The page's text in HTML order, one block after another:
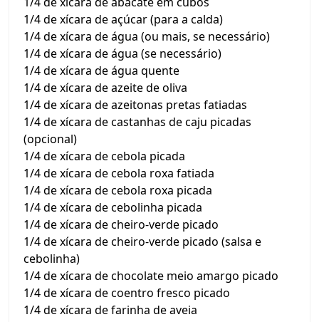
1/4 de xícara de açúcar (para a calda)
1/4 de xícara de água (ou mais, se necessário)
1/4 de xícara de água (se necessário)
1/4 de xícara de água quente
1/4 de xícara de azeite de oliva
1/4 de xícara de azeitonas pretas fatiadas
1/4 de xícara de castanhas de caju picadas
(opcional)
1/4 de xícara de cebola picada
1/4 de xícara de cebola roxa fatiada
1/4 de xícara de cebola roxa picada
1/4 de xícara de cebolinha picada
1/4 de xícara de cheiro-verde picado
1/4 de xícara de cheiro-verde picado (salsa e
cebolinha)
1/4 de xícara de chocolate meio amargo picado
1/4 de xícara de coentro fresco picado
1/4 de xícara de farinha de aveia